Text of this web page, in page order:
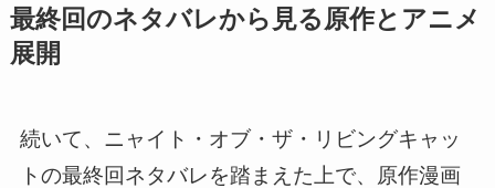
最終回のネタバレから見る原作とアニメ
展開
続いて、ニャイト・オブ・ザ・リビングキャッ
トの最終回ネタバレを踏まえた上で、原作漫画